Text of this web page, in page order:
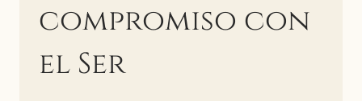
compromiso con
el Ser